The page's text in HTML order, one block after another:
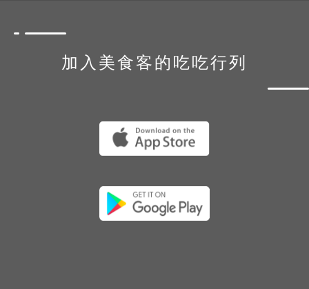
加入美食客的吃吃行列